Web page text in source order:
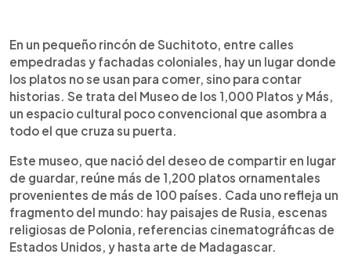
Escuchar artículo
Ubicado en Suchitoto, el Museo de los 1,000
Platos y Más alberga una singular colección de
más de 1,200 platos ornamentales provenientes
de más de 100 países. Fundado en 2012 por José
Lino Ramos y su esposa Ángela, el museo nació
del deseo de compartir su colección privada con
el público. Además de platos con motivos
históricos, religiosos y culturales, el espacio
exhibe monedas antiguas, juguetes, pinturas y
objetos curiosos. El museo abre de martes a
domingo y ofrece una experiencia única que
combina arte, memoria y diversidad cultural en un
rincón inesperado del centro histórico de
Suchitoto.
En un pequeño rincón de Suchitoto, entre calles
empedradas y fachadas coloniales, hay un lugar donde
los platos no se usan para comer, sino para contar
historias. Se trata del Museo de los 1,000 Platos y Más,
un espacio cultural poco convencional que asombra a
todo el que cruza su puerta.
Este museo, que nació del deseo de compartir en lugar
de guardar, reúne más de 1,200 platos ornamentales
provenientes de más de 100 países. Cada uno refleja un
fragmento del mundo: hay paisajes de Rusia, escenas
religiosas de Polonia, referencias cinematográficas de
Estados Unidos, y hasta arte de Madagascar.